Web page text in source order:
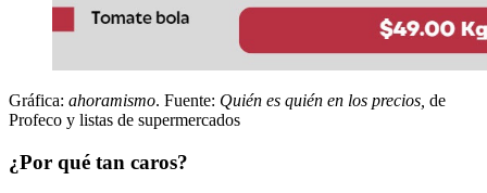
Gráfica: ahoramismo. Fuente: Quién es quién en los precios, de
Profeco y listas de supermercados
¿Por qué tan caros?